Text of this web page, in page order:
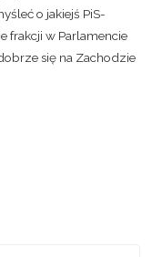
o jakiejś PiS-
frakcji w Parlamencie
się na Zachodzie